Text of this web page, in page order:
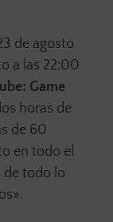
de agosto
a las 22:00
Game
horas de
de 60
en todo el
de todo lo